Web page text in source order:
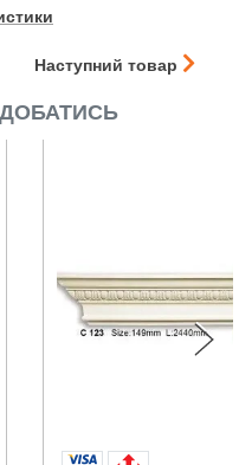
Наступний товар